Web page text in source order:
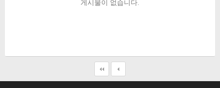
게시물이 없습니다.